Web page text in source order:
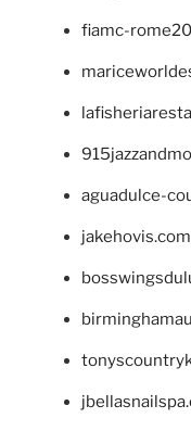
fiamc-
aguadulce-
jakehovis.com